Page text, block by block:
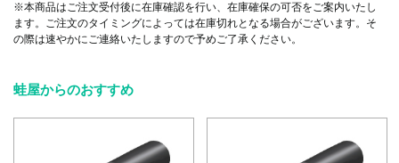
※本商品はご注文受付後に在庫確認を行い、在庫確保の可否をご案内いたし
ます。ご注文のタイミングによっては在庫切れとなる場合がございます。そ
の際は速やかにご連絡いたしますので予めご了承ください。
蛙屋からのおすすめ